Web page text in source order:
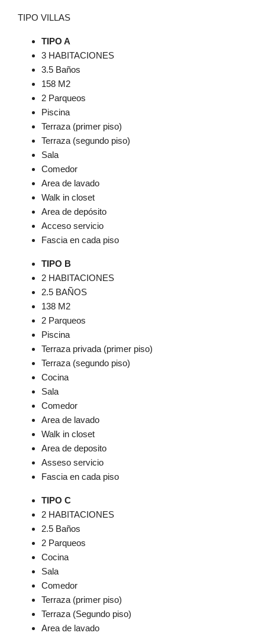
TIPO VILLAS
TIPO A
3 HABITACIONES
3.5 Baños
158 M2
2 Parqueos
Piscina
Terraza (primer piso)
Terraza (segundo piso)
Sala
Comedor
Area de lavado
Walk in closet
Area de depósito
Acceso servicio
Fascia en cada piso
TIPO B
2 HABITACIONES
2.5 BAÑOS
138 M2
2 Parqueos
Piscina
Terraza privada (primer piso)
Terraza (segundo piso)
Cocina
Sala
Comedor
Area de lavado
Walk in closet
Area de deposito
Asseso servicio
Fascia en cada piso
TIPO C
2 HABITACIONES
2.5 Baños
2 Parqueos
Cocina
Sala
Comedor
Terraza (primer piso)
Terraza (Segundo piso)
Area de lavado